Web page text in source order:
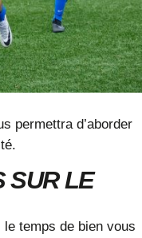
permettra d’aborder
SUR LE
temps de bien vous